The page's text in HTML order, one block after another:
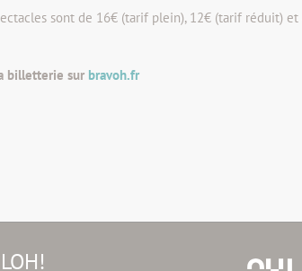
sont de 16€ (tarif plein), 12€ (tarif réduit)
billetterie sur bravoh.fr